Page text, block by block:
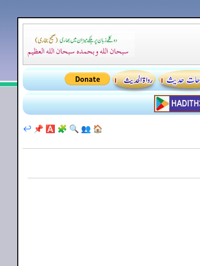
🏠
👥
🔍
🧩
🅰️
📌
↩️